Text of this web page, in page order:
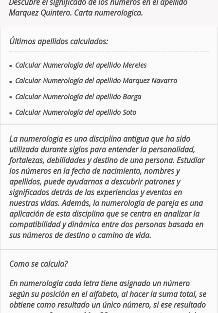
Marquez Quintero. Carta numerologica.
Últimos apellidos calculados:
■ Calcular Numerología del apellido Mereles
■ Calcular Numerología del apellido Marquez Navarro
■ Calcular Numerología del apellido Barga
■ Calcular Numerología del apellido Soto
La numerologia es una disciplina antigua que ha sido
utilizada durante siglos para entender la personalidad,
fortalezas, debilidades y destino de una persona. Estudiar
los números en la fecha de nacimiento, nombres y
apellidos, puede ayudarnos a descubrir patrones y
significados detrás de las experiencias y eventos en
nuestras vidas. Además, la numerologia de pareja es una
aplicación de esta disciplina que se centra en analizar la
compatibilidad y dinámica entre dos personas basada en
sus números de destino o camino de vida.
Como se calcula?
En numerologia cada letra tiene asignado un número
según su posición en el alfabeto, al hacer la suma total, se
obtiene como resultado un único número, si ese resultado